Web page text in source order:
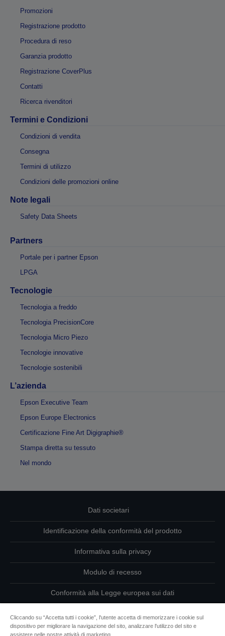
Promozioni
Registrazione prodotto
Procedura di reso
Garanzia prodotto
Registrazione CoverPlus
Contatti
Ricerca rivenditori
Termini e Condizioni
Condizioni di vendita
Consegna
Termini di utilizzo
Condizioni delle promozioni online
Note legali
Safety Data Sheets
Partners
Portale per i partner Epson
LPGA
Tecnologie
Tecnologia a freddo
Tecnologia PrecisionCore
Tecnologia Micro Piezo
Tecnologie innovative
Tecnologie sostenibili
L’azienda
Epson Executive Team
Epson Europe Electronics
Certificazione Fine Art Digigraphie®
Stampa diretta su tessuto
Nel mondo
Dati societari
Identificazione della conformità del prodotto
Informativa sulla privacy
Modulo di recesso
Conformità alla Legge europea sui dati
Informazioni sui cookie
Cliccando su “Accetta tutti i cookie”, l'utente accetta di memorizzare i cookie sul
dispositivo per migliorare la navigazione del sito, analizzare l'utilizzo del sito e
assistere nelle nostre attività di marketing.